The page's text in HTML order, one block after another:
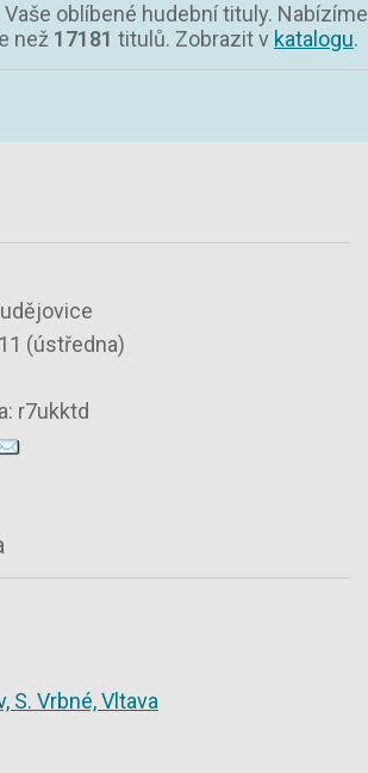
oblíbené hudební tituly. Nabízíme
než 17181 titulů. Zobrazit v katalogu.
(ústředna)
r7ukktd
S. Vrbné, Vltava